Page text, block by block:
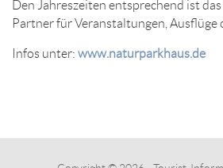
Den Jahreszeiten entsprechend ist
Partner für Veranstaltungen, Ausflüge
Infos unter: www.naturparkhaus.de